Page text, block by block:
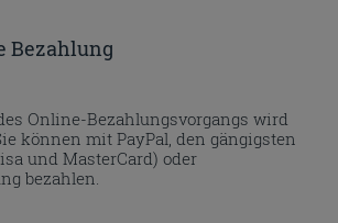
Bezahlung
Online-Bezahlungsvorgangs wird
können mit PayPal, den gängigsten
und MasterCard) oder
bezahlen.